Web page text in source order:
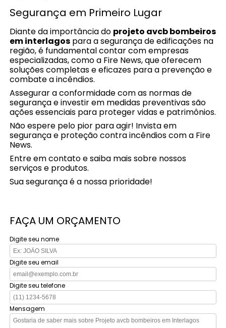
Segurança em Primeiro Lugar
Diante da importância do projeto avcb bombeiros
em interlagos para a segurança de edificações na
região, é fundamental contar com empresas
especializadas, como a Fire News, que oferecem
soluções completas e eficazes para a prevenção e
combate a incêndios.
Assegurar a conformidade com as normas de
segurança e investir em medidas preventivas são
ações essenciais para proteger vidas e patrimônios.
Não espere pelo pior para agir! Invista em
segurança e proteção contra incêndios com a Fire
News.
Entre em contato e saiba mais sobre nossos
serviços e produtos.
Sua segurança é a nossa prioridade!
FAÇA UM ORÇAMENTO
Digite seu nome
Digite seu email
Digite seu telefone
Mensagem